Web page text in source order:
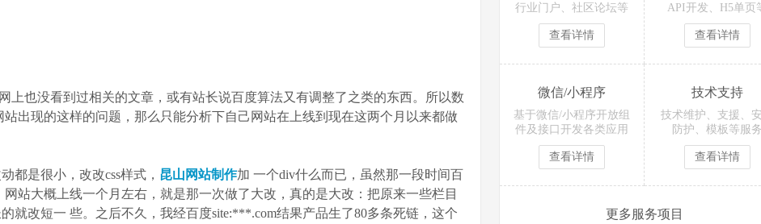
也没看到过相关的文章，或有站长说百度算法又有调整了之类的东西。所以数
出现的这样的问题，那么只能分析下自己网站在上线到现在这两个月以来都做
是很小，改改css样式， 昆山网站制作加 一个div什么而已，虽然那一段时间百
站大概上线一个月左右，就是那一次做了大改，真的是大改：把原来一些栏目
就改短一 些。之后不久，我经百度site:***.com结果产品生了80多条死链，这个
行业门户、社区论坛等
查看详情
API开发、H5单页
查看详情
微信/小程序
基于微信/小程序开放组
件及接口开发各类应用
查看详情
技术支持
技术维护、支援、
防护、模板等服
查看详情
更多服务项目